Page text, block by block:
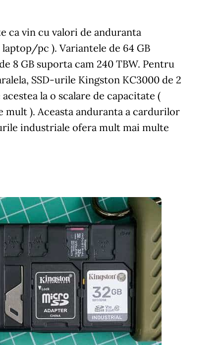
ca vin cu valori de anduranta
pc ). Variantele de 64 GB
8 GB suporta cam 240 TBW. Pentru
SSD-urile Kingston KC3000 de 2
la o scalare de capacitate (
mult ). Aceasta anduranta a cardurilor
industriale ofera mult mai multe